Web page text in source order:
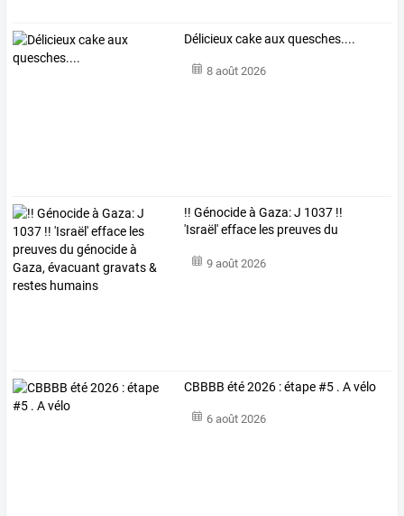
Délicieux cake aux quesches....
8 août 2026
!! Génocideà Gaza:J 1037 !!
'Israël'efface les preuvesdu
9 août 2026
CBBBB été 2026 : étape #5 . A vélo
6 août 2026